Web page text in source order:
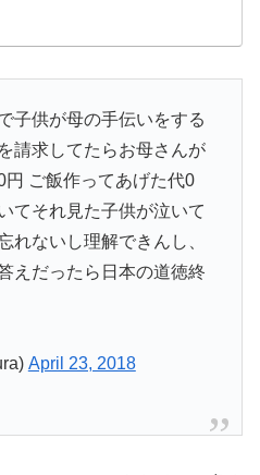
子供が母の手伝いをする
請求してたらお母さんが
ご飯作ってあげた代0
てそれ見た子供が泣いて
れないし理解できんし、
えだったら日本の道徳終
April 23, 2018